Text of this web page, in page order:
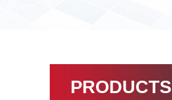
PRODUCTS